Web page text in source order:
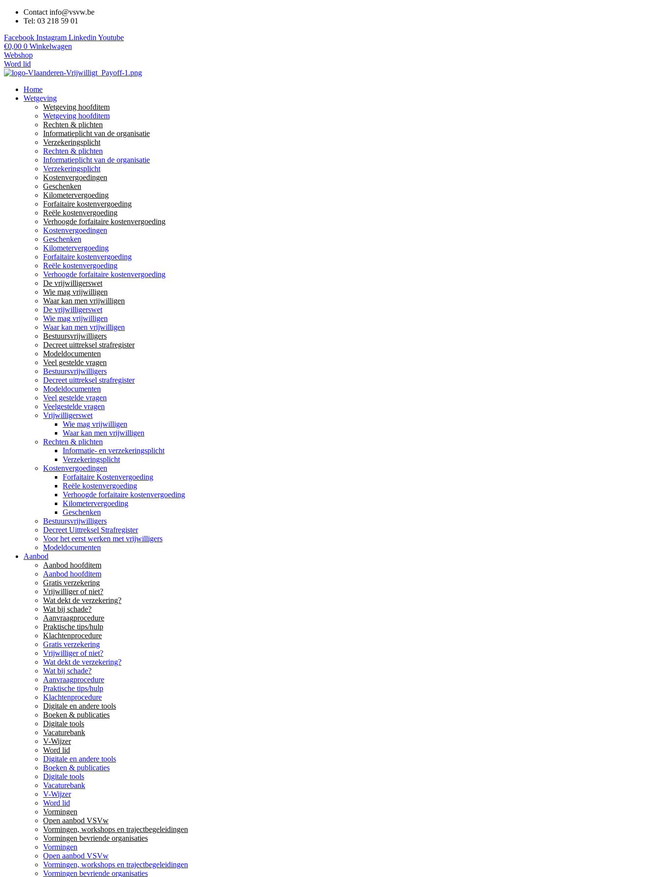
Contact info@vsvw.be
Tel: 03 218 59 01
Facebook Instagram Linkedin Youtube
€0,00 0 Winkelwagen
Webshop
Word lid
Home
Wetgeving
Wetgeving hoofditem
Wetgeving hoofditem
Rechten & plichten
Informatieplicht van de organisatie
Verzekeringsplicht
Rechten & plichten
Informatieplicht van de organisatie
Verzekeringsplicht
Kostenvergoedingen
Geschenken
Kilometervergoeding
Forfaitaire kostenvergoeding
Reële kostenvergoeding
Verhoogde forfaitaire kostenvergoeding
Kostenvergoedingen
Geschenken
Kilometervergoeding
Forfaitaire kostenvergoeding
Reële kostenvergoeding
Verhoogde forfaitaire kostenvergoeding
De vrijwilligerswet
Wie mag vrijwilligen
Waar kan men vrijwilligen
De vrijwilligerswet
Wie mag vrijwilligen
Waar kan men vrijwilligen
Bestuursvrijwilligers
Decreet uittreksel strafregister
Modeldocumenten
Veel gestelde vragen
Bestuursvrijwilligers
Decreet uittreksel strafregister
Modeldocumenten
Veel gestelde vragen
Veelgestelde vragen
Vrijwilligerswet
Wie mag vrijwilligen
Waar kan men vrijwilligen
Rechten & plichten
Informatie- en verzekeringsplicht
Verzekeringsplicht
Kostenvergoedingen
Forfaitaire Kostenvergoeding
Reële kostenvergoeding
Verhoogde forfaitaire kostenvergoeding
Kilometervergoeding
Geschenken
Bestuursvrijwilligers
Decreet Uittreksel Strafregister
Voor het eerst werken met vrijwilligers
Modeldocumenten
Aanbod
Aanbod hoofditem
Aanbod hoofditem
Gratis verzekering
Vrijwilliger of niet?
Wat dekt de verzekering?
Wat bij schade?
Aanvraagprocedure
Praktische tips/hulp
Klachtenprocedure
Gratis verzekering
Vrijwilliger of niet?
Wat dekt de verzekering?
Wat bij schade?
Aanvraagprocedure
Praktische tips/hulp
Klachtenprocedure
Digitale en andere tools
Boeken & publicaties
Digitale tools
Vacaturebank
V-Wijzer
Word lid
Digitale en andere tools
Boeken & publicaties
Digitale tools
Vacaturebank
V-Wijzer
Word lid
Vormingen
Open aanbod VSVw
Vormingen, workshops en trajectbegeleidingen
Vormingen bevriende organisaties
Vormingen
Open aanbod VSVw
Vormingen, workshops en trajectbegeleidingen
Vormingen bevriende organisaties